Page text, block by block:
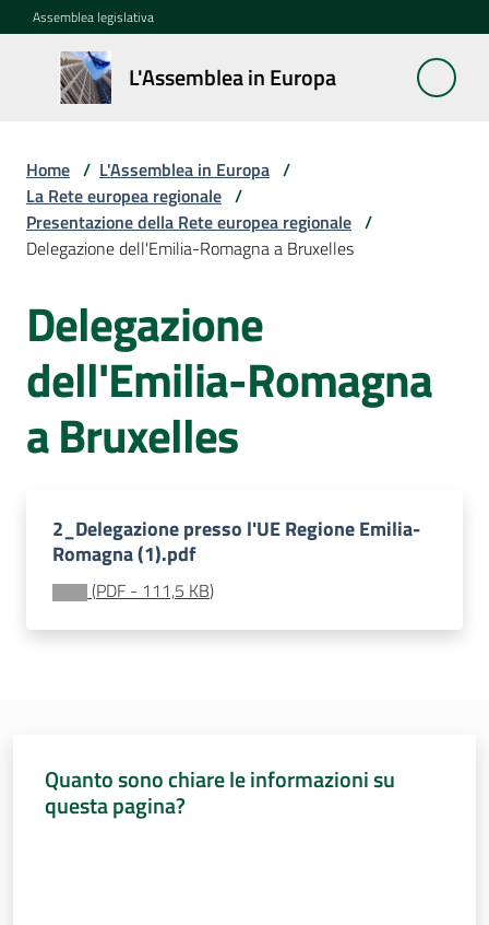
Vai al contenuto
Vai alla navigazione
Vai al footer
Assemblea legislativa
L'Assemblea in Europa
L'Assemblea
in Europa
Cos'è
la
Sessione
La
Rete
europea
Menu selezionato
europee
Notizie
Assemblea
Home / L'Assemblea in Europa /
La Rete europea regionale /
Presentazione della Rete europea regionale /
Delegazione dell'Emilia-Romagna a Bruxelles
Delegazione
dell'Emilia-Romagna
a Bruxelles
2_Delegazione presso l'UE Regione Emilia-
Romagna (1).pdf
(PDF - 111,5 KB)
Quanto sono chiare le informazioni su
questa pagina?